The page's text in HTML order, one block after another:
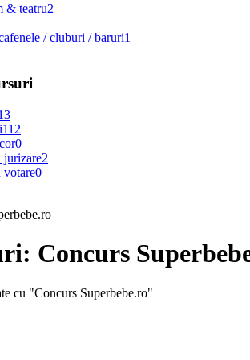
& teatru2
/ cluburi / baruri1
112
0
jurizare2
votare0
Concurs
cu "Concurs Superbebe.ro"